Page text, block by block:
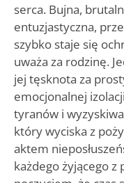
serca. Bujna,
entuzjastyczna,
szybko staje się
uważa za rodzinę.
jej tęsknota za
emocjonalnej
tyranów i
który wyciska z
aktem
każdego żyjącego z